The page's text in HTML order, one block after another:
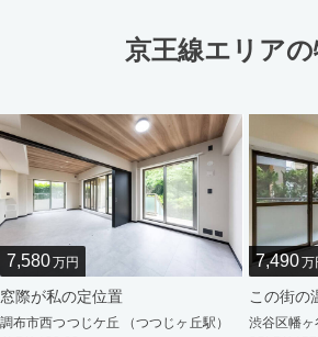
京王線エリア
7,580万円
窓際が私の定位置
調布市西つつじケ丘 （つつじヶ丘駅）
7,490万
この街の
渋谷区幡ヶ